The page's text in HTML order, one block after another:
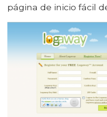
página de inicio fácil